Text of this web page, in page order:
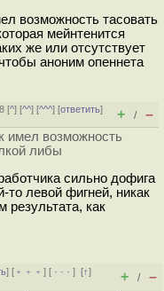
возможность тасовать
мейнтенится
же или отсутствует
аноним опеннета
[^] [^^] [^^^] [ответить]
+ / –
имел возможность
либы
сильно дофига
то левой фигней, никак
результата, как
] [ ﹢﹢﹢] [ · · ·][↑]
+ / –